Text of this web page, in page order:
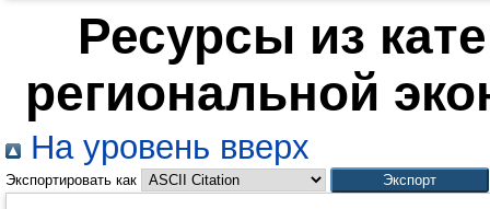
Ресурсы из
региональной
На уровень вверх
Экспортировать как